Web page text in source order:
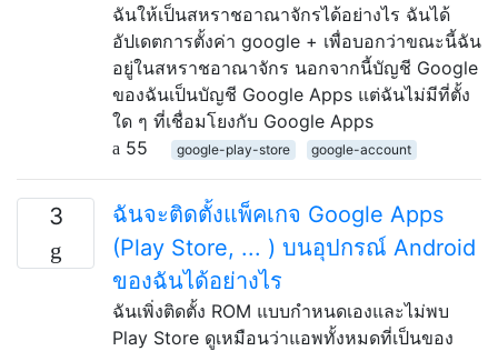
ฉันให้เป็นสหราชอาณาจักรได้อย่างไร ฉันได้
อัปเดตการตั้งค่า google + เพื่อบอกว่าขณะนี้ฉัน
อยู่ในสหราชอาณาจักร นอกจากนี้บัญชี Google
ของฉันเป็นบัญชี Google Apps แต่ฉันไม่มีที่ตั้ง
ใด ๆ ที่เชื่อมโยงกับ Google Apps
55
google-play-store google-account
3
ฉันจะติดตั้งแพ็คเกจ Google Apps
(Play Store, ... ) บนอุปกรณ์ Android
ของฉันได้อย่างไร
ฉันเพิ่งติดตั้ง ROM แบบกำหนดเองและไม่พบ
Play Store ดูเหมือนว่าแอพทั้งหมดที่เป็นของ